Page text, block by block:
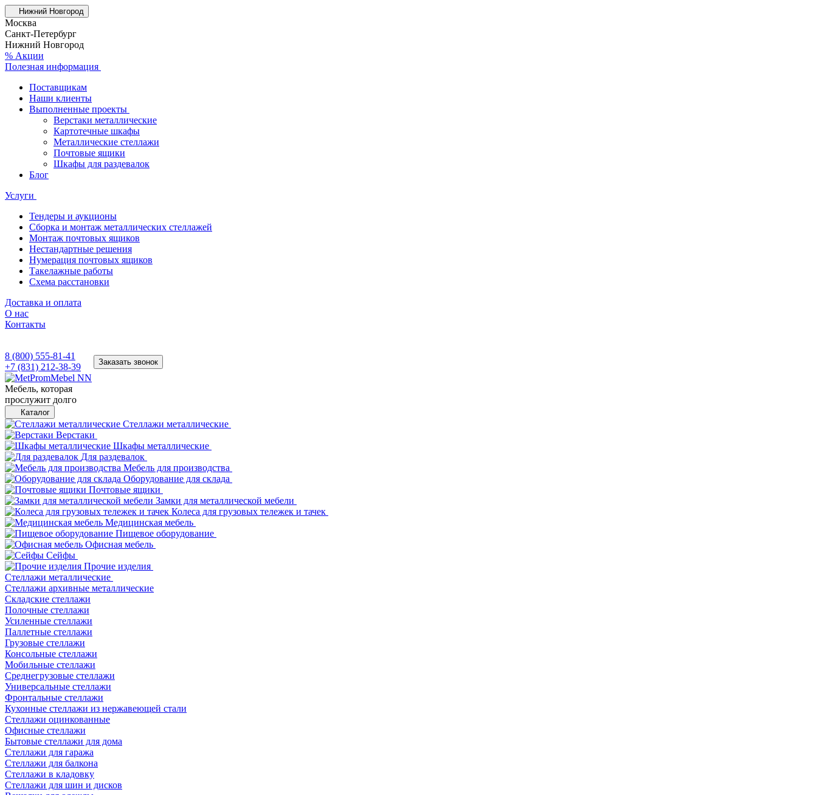
Нижний Новгород
Москва
Санкт-Петербург
Нижний Новгород
% Акции
Полезная информация
Поставщикам
Наши клиенты
Выполненные проекты
Верстаки металлические
Картотечные шкафы
Металлические стеллажи
Почтовые ящики
Шкафы для раздевалок
Блог
Услуги
Тендеры и аукционы
Сборка и монтаж металлических стеллажей
Монтаж почтовых ящиков
Нестандартные решения
Нумерация почтовых ящиков
Такелажные работы
Схема расстановки
Доставка и оплата
О нас
Контакты
8 (800) 555-81-41
+7 (831) 212-38-39
Заказать звонок
Мебель, которая
прослужит долго
Каталог
Стеллажи металлические
Верстаки
Шкафы металлические
Для раздевалок
Мебель для производства
Оборудование для склада
Почтовые ящики
Замки для металлической мебели
Колеса для грузовых тележек и тачек
Медицинская мебель
Пищевое оборудование
Офисная мебель
Сейфы
Прочие изделия
Стеллажи металлические
Cтеллажи архивные металлические
Складские стеллажи
Полочные стеллажи
Усиленные стеллажи
Паллетные стеллажи
Грузовые стеллажи
Консольные стеллажи
Мобильные стеллажи
Среднегрузовые стеллажи
Универсальные стеллажи
Фронтальные стеллажи
Кухонные стеллажи из нержавеющей стали
Стеллажи оцинкованные
Офисные стеллажи
Бытовые стеллажи для дома
Стеллажи для гаража
Стеллажи для балкона
Стеллажи в кладовку
Стеллажи для шин и дисков